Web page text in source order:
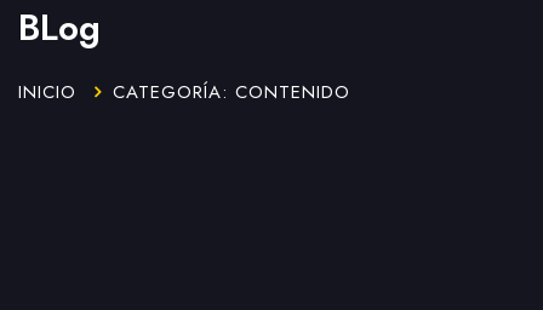
BLog
INICIO CATEGORÍA: CONTENIDO